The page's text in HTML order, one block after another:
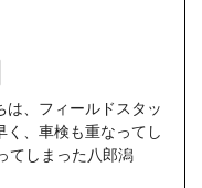
は、フィールドスタッ
、車検も重なってし
てしまった八郎潟